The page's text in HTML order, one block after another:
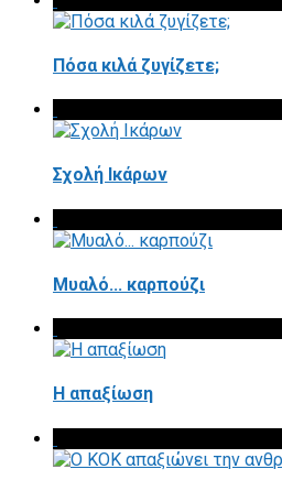
Πόσα κιλά ζυγίζετε;
Σχολή Ικάρων
Μυαλό... καρπούζι
Η απαξίωση